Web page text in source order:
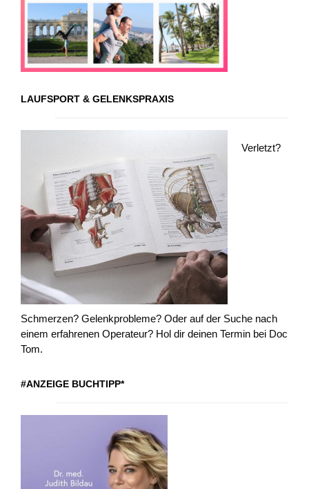
LAUFSPORT & GELENKSPRAXIS
Verletzt?
Schmerzen? Gelenkprobleme? Oder auf der Suche nach
einem erfahrenen Operateur? Hol dir deinen Termin bei Doc
Tom.
#ANZEIGE BUCHTIPP*